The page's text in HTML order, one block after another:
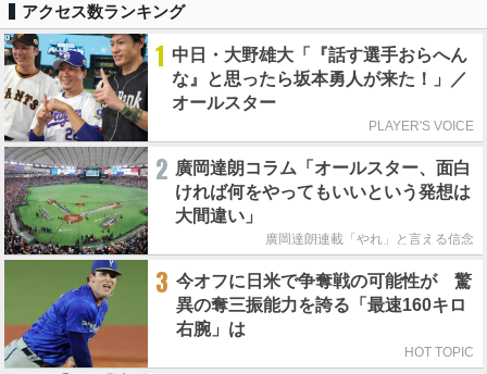
アクセス数ランキング
1 中日・大野雄大「『話す選手おらへん
な』と思ったら坂本勇人が来た！」／
オールスター
PLAYER'S VOICE
2 廣岡達朗コラム「オールスター、面白
ければ何をやってもいいという発想は
大間違い」
廣岡達朗連載「やれ」と言える信念
3 今オフに日米で争奪戦の可能性が 驚
異の奪三振能力を誇る「最速160キロ
右腕」は
HOT TOPIC